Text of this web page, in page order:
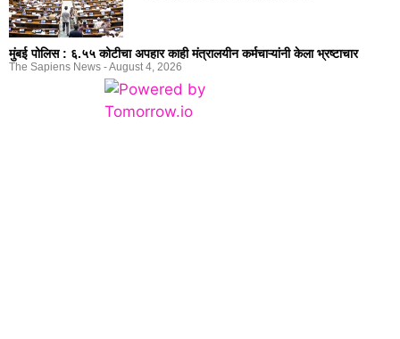
मुंबई पोलिस : ६.५५ कोटीचा अपहार काही मंत्रालयीन कर्मचाऱ्यांनी केला भ्रष्टाचार
The Sapiens News August 4, 2026